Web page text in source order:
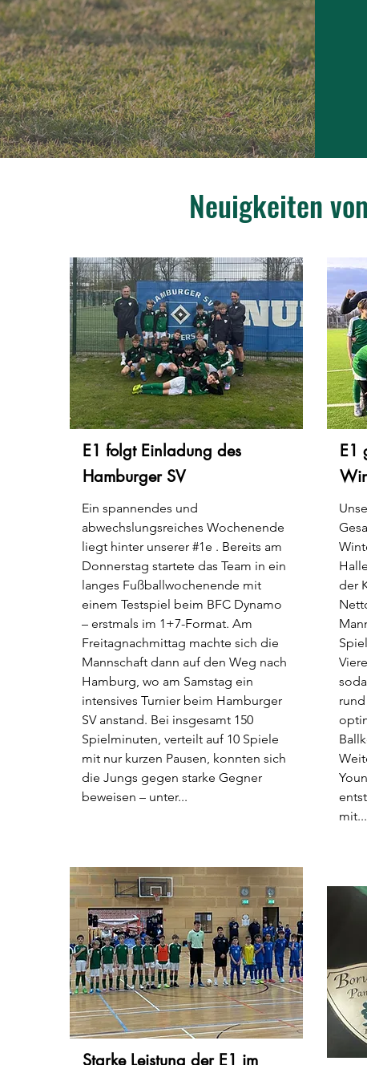
Neuigkeiten
E1 folgt Einladung des
Hamburger SV
Ein spannendes und
abwechslungsreiches Wochenende
liegt hinter unserer #1e . Bereits am
Donnerstag startete das Team in ein
langes Fußballwochenende mit
einem Testspiel beim BFC Dynamo
– erstmals im 1+7-Format. Am
Freitagnachmittag machte sich die
Mannschaft dann auf den Weg nach
Hamburg, wo am Samstag ein
intensives Turnier beim Hamburger
SV anstand. Bei insgesamt 150
Spielminuten, verteilt auf 10 Spiele
mit nur kurzen Pausen, konnten sich
die Jungs gegen starke Gegner
beweisen – unter...
Starke Leistung der E1 im
E1
der
mit...